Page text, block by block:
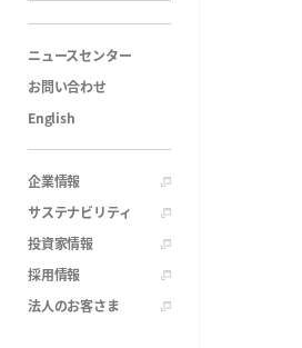
ニュースセンター
お問い合わせ
English
企業情報
サステナビリティ
投資家情報
採用情報
法人のお客さま